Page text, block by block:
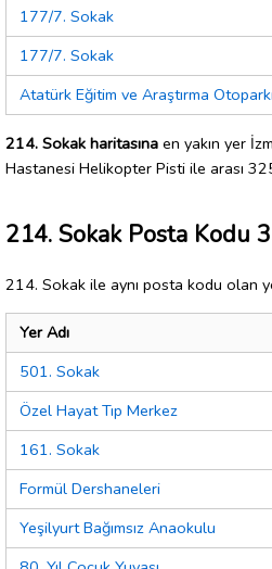
177/7. Sokak
177/7. Sokak
Atatürk Eğitim ve Araştırma Otoparkı
214. Sokak haritasına en yakın yer
Hastanesi Helikopter Pisti ile arası
214. Sokak Posta Kodu
214. Sokak ile aynı posta kodu olan
Yer Adı
501. Sokak
Özel Hayat Tıp Merkez
161. Sokak
Formül Dershaneleri
Yeşilyurt Bağımsız Anaokulu